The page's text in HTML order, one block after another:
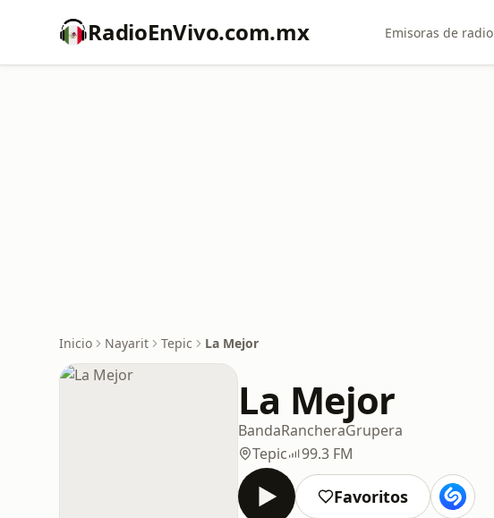
RadioEnVivo.com.mx Emisoras de radio
Inicio Nayarit Tepic La Mejor
La Mejor
BandaRancheraGrupera
Tepic
99.3 FM
Favoritos